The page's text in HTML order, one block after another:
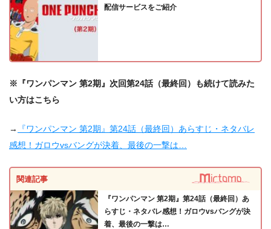
配信サービスをご紹介
※『ワンパンマン 第2期』次回第24話（最終回）も続けて読みた
い方はこちら
→
『ワンパンマン 第2期』第24話（最終回）あらすじ・ネタバレ
感想！ガロウvsバングが決着、最後の一撃は…
関連記事
『ワンパンマン 第2期』第24話（最終回）あ
らすじ・ネタバレ感想！ガロウvsバングが決
着、最後の一撃は…